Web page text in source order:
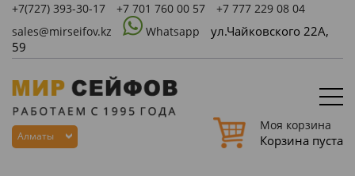
+7(727) 393-30-17 +7 701 760 00 57
+7 777 229 08 04
sales@mirseifov.kz
Whatsapp
ул.Чайковского 22А,
59
Алматы
Моя корзина
Корзина пуста